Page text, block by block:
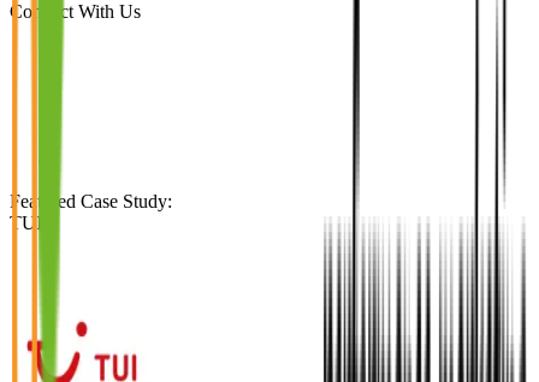
Connect With Us
Featured Case Study:
TUI